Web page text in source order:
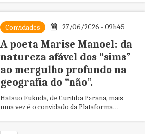
Convidados 27/06/2026 - 09h45
A poeta Marise Manoel: da
natureza afável dos “sims”
ao mergulho profundo na
geografia do “não”.
Hatsuo Fukuda, de Curitiba Paraná, mais
uma vez é o convidado da Plataforma